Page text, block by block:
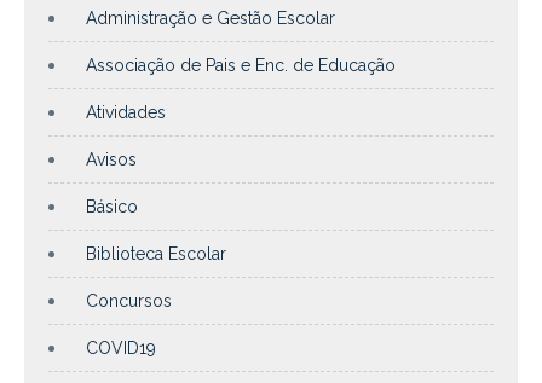
Administração e Gestão Escolar
Associação de Pais e Enc. de Educação
Atividades
Avisos
Básico
Biblioteca Escolar
Concursos
COVID19